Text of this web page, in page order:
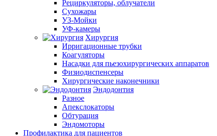
Рециркуляторы, облучатели
Сухожары
УЗ-Мойки
УФ-камеры
Хирургия
Ирригационные трубки
Коагуляторы
Насадки для пьезохирургических аппаратов
Физиодиспенсеры
Хирургические наконечники
Эндодонтия
Разное
Апекслокаторы
Обтурация
Эндомоторы
Профилактика для пациентов